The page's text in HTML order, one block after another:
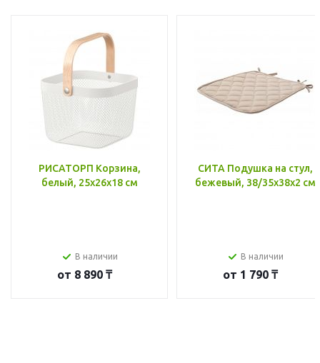
РИСАТОРП Корзина,
белый, 25x26x18 см
В наличии
от 8 890 ₸
СИТА Подушка на стул,
бежевый, 38/35x38x2 см
В наличии
от 1 790 ₸